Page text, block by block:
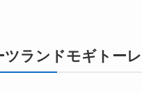
ツランドモギトーレ